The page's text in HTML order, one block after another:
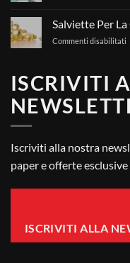
Salviette Per
Commenti disabilitati
ISCRIVITI
Iscriviti alla nostra
paper e offerte
ISCRIVITI ALLA